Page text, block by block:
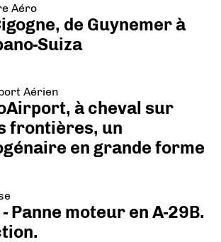
Aéro
de Guynemer à
Suiza
Aérien
à cheval sur
frontières, un
en grande forme
- Panne moteur en A-29B.